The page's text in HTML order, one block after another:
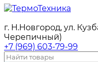
г. Н.Новгород, ул.
Черепичный)
+7 (969) 603-79-99